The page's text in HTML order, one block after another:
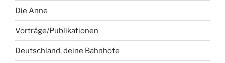
Die Anne
Vorträge/Publikationen
Deutschland, deine Bahnhöfe